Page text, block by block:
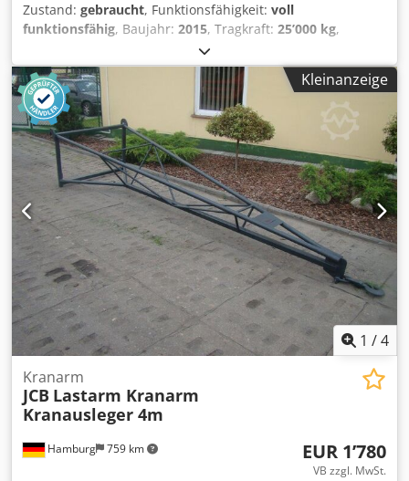
Zustand: gebraucht, Funktionsfähigkeit: voll
funktionsfähig, Baujahr: 2015, Tragkraft: 25’000 kg,
, Baubreite:
Zustand: Einsatzbereit und voll funktionsfähig Zustand
Technisch: sehr gut Beschreibung: Wir haben neben
diesem Kalmar Modell noch ca. 200 Schwerlaststapler,
Kompaktstapler, Gabelstapler & Seitenstapler in unserem
Lager Hamburg und Danzig. Besuchen Sie unsere
Homepage - sago-online Mietkauf & Finanzierung zu
günstigen Konditionen sind für uns jederzeit machbar.
Gerne kaufen wir auch Ihren Gebrauchten frei an, auch
ohne dass Sie ein Fahrzeug bei uns erwerben. Unser
Inhaber Herr Peter Sawitzki berät Sie gerne ausführlich zu
diesem P.S.: Unsere Stapler-Meisterwerkstatt ist auf
Reparatur, Instandsetzung, Überholung und Sonderbau
für Gabelstapler ab 8 to. spezialisiert. Gerne stellen wir
auch Ihr Fahrzeug bei uns zum Kommissionsverkauf aus.
Dcjdpfxju Dzcme Alisk
Kleinanzeige
1 /4
Hamburg 759 km
Kranarm
JCB Lastarm Kranarm
Kranausleger 4m
EUR 1’780
VB zzgl. MwSt.